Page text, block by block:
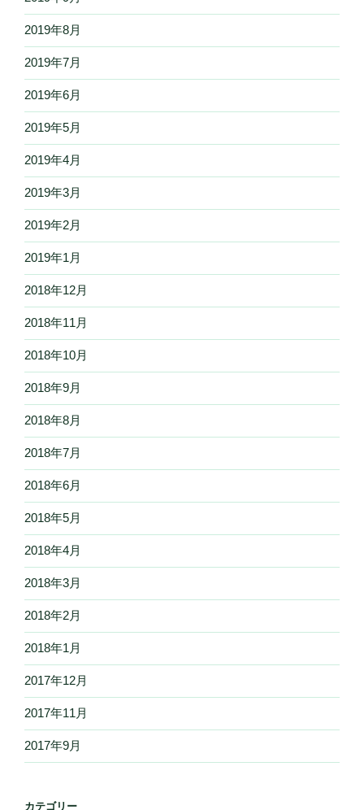
2019年8月
2019年7月
2019年6月
2019年5月
2019年4月
2019年3月
2019年2月
2019年1月
2018年12月
2018年11月
2018年10月
2018年9月
2018年8月
2018年7月
2018年6月
2018年5月
2018年4月
2018年3月
2018年2月
2018年1月
2017年12月
2017年11月
2017年9月
カテゴリー